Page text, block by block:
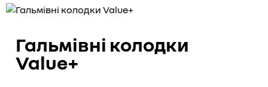
Гальмівні колодки
Value+